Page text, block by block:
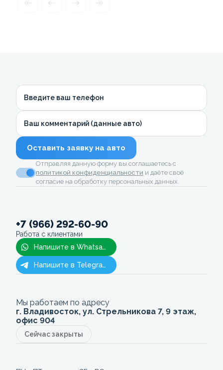
Введите ваш телефон
Ваш комментарий (данные авто)
Оставить заявку на авто
Отправляя данную форму вы соглашаетесь с
политикой конфиденциальности и даёте своё
согласие на обработку персональных данных.
+7 (966) 292-60-90
Работа с клиентами
Напишите в Whatsapp
Напишите в Telegram
Мы работаем по адресу
г. Владивосток, ул. Стрельникова 7, 9 этаж,
офис 904
Сейчас закрыты